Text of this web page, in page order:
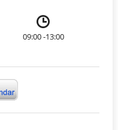
09:00 -13:00